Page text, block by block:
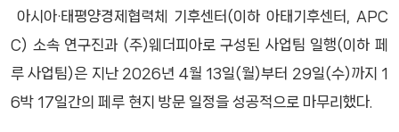
아시아·태평양경제협력체 기후센터(이하 아태기후센터, APC
C) 소속 연구진과 (주)웨더피아로 구성된 사업팀 일행(이하 페
루 사업팀)은 지난 2026년 4월 13일(월)부터 29일(수)까지 1
6박 17일간의 페루 현지 방문 일정을 성공적으로 마무리했다.